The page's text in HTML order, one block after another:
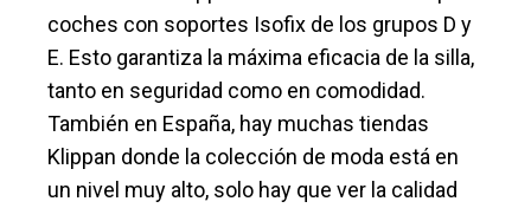
coches con soportes Isofix de los grupos D y
E. Esto garantiza la máxima eficacia de la silla,
tanto en seguridad como en comodidad.
También en España, hay muchas tiendas
Klippan donde la colección de moda está en
un nivel muy alto, solo hay que ver la calidad